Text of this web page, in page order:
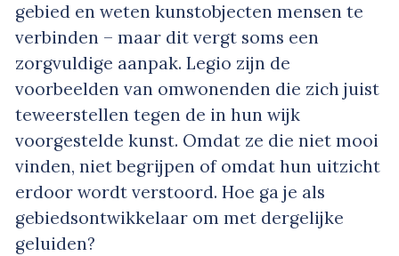
gebied en weten kunstobjecten mensen te
verbinden – maar dit vergt soms een
zorgvuldige aanpak. Legio zijn de
voorbeelden van omwonenden die zich juist
teweerstellen tegen de in hun wijk
voorgestelde kunst. Omdat ze die niet mooi
vinden, niet begrijpen of omdat hun uitzicht
erdoor wordt verstoord. Hoe ga je als
gebiedsontwikkelaar om met dergelijke
geluiden?